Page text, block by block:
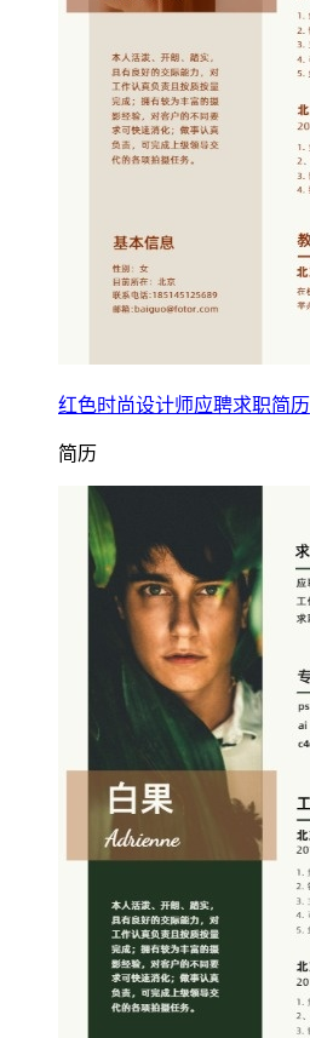
红色时尚设计师应聘求职简历
简历